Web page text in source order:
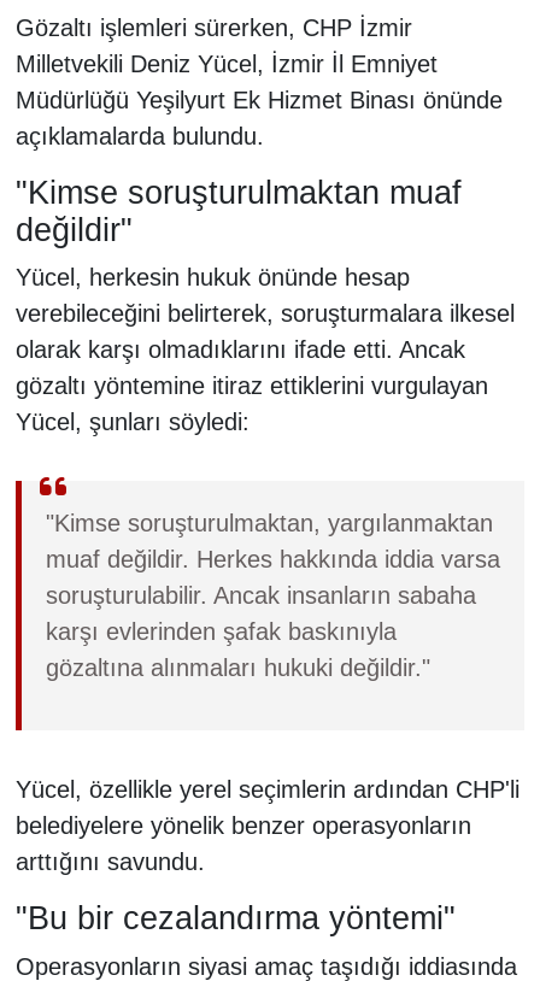
Gözaltı işlemleri sürerken, CHP İzmir
Milletvekili Deniz Yücel, İzmir İl Emniyet
Müdürlüğü Yeşilyurt Ek Hizmet Binası önünde
açıklamalarda bulundu.
"Kimse soruşturulmaktan muaf
değildir"
Yücel, herkesin hukuk önünde hesap
verebileceğini belirterek, soruşturmalara ilkesel
olarak karşı olmadıklarını ifade etti. Ancak
gözaltı yöntemine itiraz ettiklerini vurgulayan
Yücel, şunları söyledi:
"Kimse soruşturulmaktan, yargılanmaktan
muaf değildir. Herkes hakkında iddia varsa
soruşturulabilir. Ancak insanların sabaha
karşı evlerinden şafak baskınıyla
gözaltına alınmaları hukuki değildir."
Yücel, özellikle yerel seçimlerin ardından CHP'li
belediyelere yönelik benzer operasyonların
arttığını savundu.
"Bu bir cezalandırma yöntemi"
Operasyonların siyasi amaç taşıdığı iddiasında